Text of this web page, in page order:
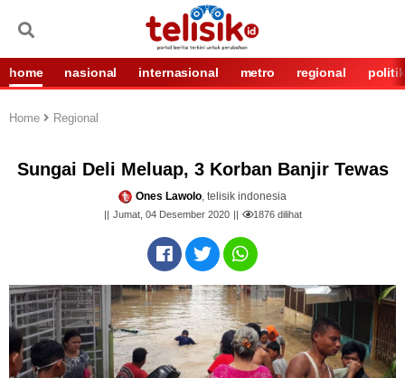
home nasional internasional metro regional politik
Home Regional
Sungai Deli Meluap, 3 Korban Banjir Tewas
Ones Lawolo, telisik indonesia
Jumat, 04 Desember 2020 1876dilihat